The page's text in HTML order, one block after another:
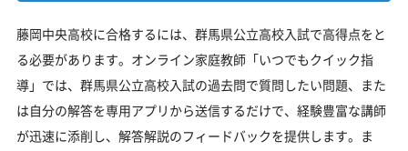
藤岡中央高校に合格するには、群馬県公立高校入試で高得点をと
る必要があります。オンライン家庭教師「いつでもクイック指
導」では、群馬県公立高校入試の過去問で質問したい問題、また
は自分の解答を専用アプリから送信するだけで、経験豊富な講師
が迅速に添削し、解答解説のフィードバックを提供します。ま